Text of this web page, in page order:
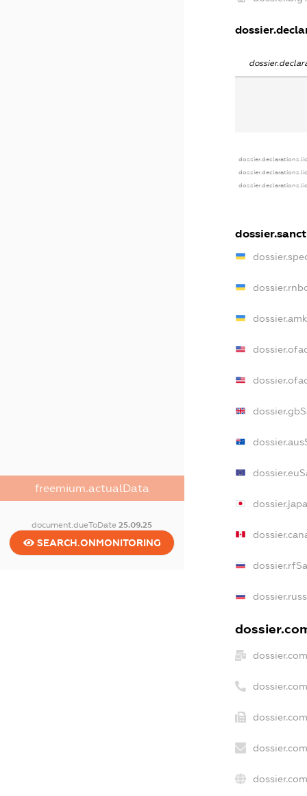
freemium.actualData
document.dueToDate25.09.25
SEARCH.ONMONITORING